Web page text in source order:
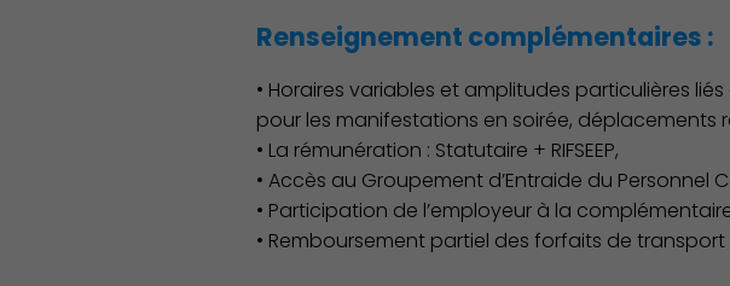
Renseignement complémentaires :
• Horaires variables et amplitudes particulières
pour les manifestations en soirée, déplacements
• La rémunération : Statutaire + RIFSEEP,
• Accès au Groupement d’Entraide du Personnel
• Participation de l’employeur à la
• Remboursement partiel des forfaits de